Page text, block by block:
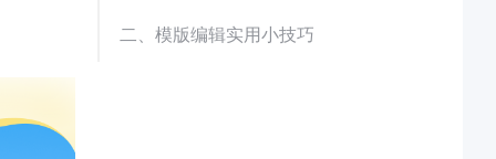
二、模版编辑实用小技巧